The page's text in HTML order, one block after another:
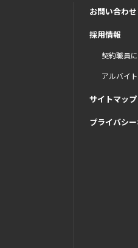
お問い合わせ
採用情報
契約職員
アルバイ
サイトマップ
プライバシ